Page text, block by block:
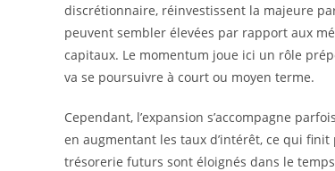
discrétionnaire, réinvestissent la majeure
peuvent sembler élevées par rapport aux
capitaux. Le momentum joue ici un rôle
va se poursuivre à court ou moyen terme.
Cependant, l’expansion s’accompagne
en augmentant les taux d’intérêt, ce qui
trésorerie futurs sont éloignés dans le